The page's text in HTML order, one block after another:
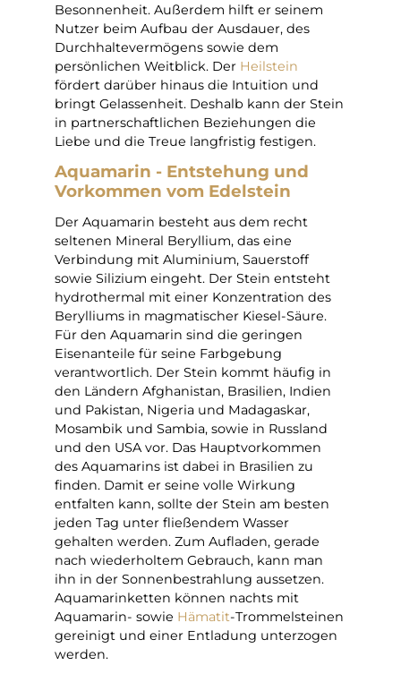
Besonnenheit. Außerdem hilft er seinem
Nutzer beim Aufbau der Ausdauer, des
Durchhaltevermögens sowie dem
persönlichen Weitblick. Der Heilstein
fördert darüber hinaus die Intuition und
bringt Gelassenheit. Deshalb kann der Stein
in partnerschaftlichen Beziehungen die
Liebe und die Treue langfristig festigen.
Aquamarin - Entstehung und
Vorkommen vom Edelstein
Der Aquamarin besteht aus dem recht
seltenen Mineral Beryllium, das eine
Verbindung mit Aluminium, Sauerstoff
sowie Silizium eingeht. Der Stein entsteht
hydrothermal mit einer Konzentration des
Berylliums in magmatischer Kiesel-Säure.
Für den Aquamarin sind die geringen
Eisenanteile für seine Farbgebung
verantwortlich. Der Stein kommt häufig in
den Ländern Afghanistan, Brasilien, Indien
und Pakistan, Nigeria und Madagaskar,
Mosambik und Sambia, sowie in Russland
und den USA vor. Das Hauptvorkommen
des Aquamarins ist dabei in Brasilien zu
finden. Damit er seine volle Wirkung
entfalten kann, sollte der Stein am besten
jeden Tag unter fließendem Wasser
gehalten werden. Zum Aufladen, gerade
nach wiederholtem Gebrauch, kann man
ihn in der Sonnenbestrahlung aussetzen.
Aquamarinketten können nachts mit
Aquamarin- sowie Hämatit-Trommelsteinen
gereinigt und einer Entladung unterzogen
werden.